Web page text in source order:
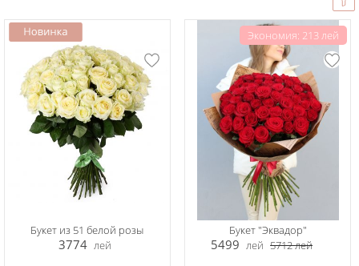
Букет из 51 белой розы
3774 лей
Экономия: 213 лей
Букет "Эквадор"
5499 лей 5712лей